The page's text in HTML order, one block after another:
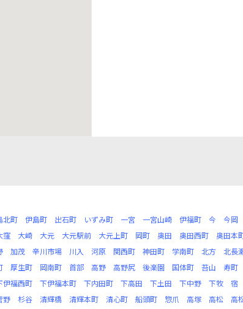
北町 伊島町 出石町 いずみ町 一宮 一宮山崎 伊福町 今 今岡
窪 大崎 大元 大元駅前 大元上町 岡町 奥田 奥田西町 奥田本
加茂 辛川市場 川入 河原 関西町 神田町 学南町 北方 北長
厚生町 岡南町 首部 高野 高野尻 後楽園 国体町 苔山 寿町
伊福西町 下伊福本町 下内田町 下高田 下土田 下中野 下牧 宿
野 杉谷 清輝橋 清輝本町 清心町 船頭町 惣爪 高塚 高松
高